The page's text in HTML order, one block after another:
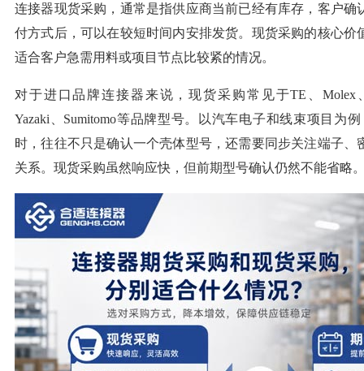
连接器现货采购，通常是指供应商当前已经有库存，客户确
付方式后，可以在较短时间内安排发货。现货采购的核心价
适合客户急需用料或项目节点比较紧的情况。
对于进口品牌连接器来说，现货采购常见于TE、Molex
Yazaki、Sumitomo等品牌型号。以汽车电子和线束项目为
时，往往不只是确认一个壳体型号，还需要同步关注端子、
关系。现货采购虽然响应快，但前期型号确认仍然不能省略